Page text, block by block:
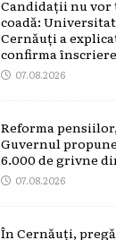
Candidații nu vor
coadă:
Cernăuți a
confirma
07.08.2026
Reforma
Guvernul
6.000 de grivne
07.08.2026
În Cernăuți,